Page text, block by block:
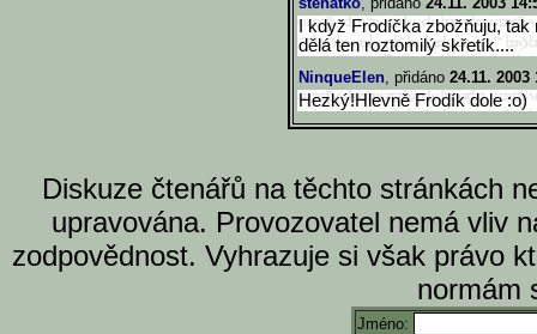
I když Frodíčka zbožňuju,
dělá ten roztomilý skřetík....
NinqueElen, přidáno 24.11. 2003
Hezký!Hlevně Frodík dole :o)
Diskuze čtenářů na těchto stránkách
upravována. Provozovatel nemá vliv
zodpovědnost. Vyhrazuje si však právo
normám
Jméno: